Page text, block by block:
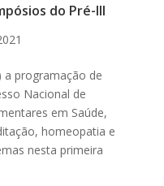
do Pré-III
a programação de
Nacional de
em Saúde,
homeopatia e
nesta primeira